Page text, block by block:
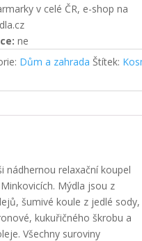
v celé ČR, e-shop na
ne
Dům a zahrada Štítek:
nádhernou relaxační koupel
Mýdla jsou z
šumivé koule z jedlé sody,
kukuřičného škrobu a
Všechny suroviny